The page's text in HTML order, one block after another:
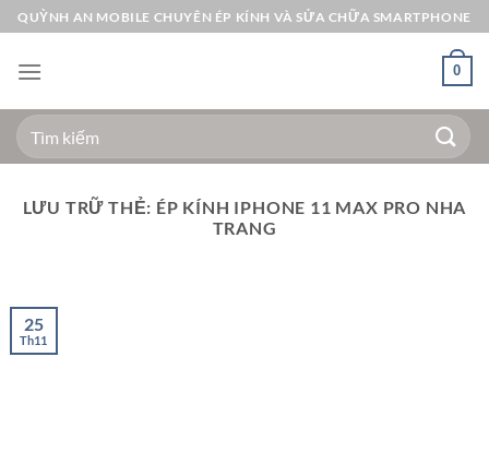
Bỏ
qua
nội
QUỲNH AN MOBILE CHUYÊN ÉP KÍNH VÀ SỬA CHỮA SMARTPHONE
0
Tìm
kiếm:
LƯU TRỮ THẺ: ÉP KÍNH IPHONE 11 MAX PRO NHA
TRANG
25
Th11